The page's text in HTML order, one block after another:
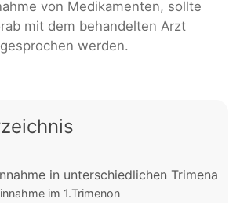
von Medikamenten, sollte
mit dem behandelten Arzt
gesprochen werden.
in unterschiedlichen Trimena
im 1.Trimenon